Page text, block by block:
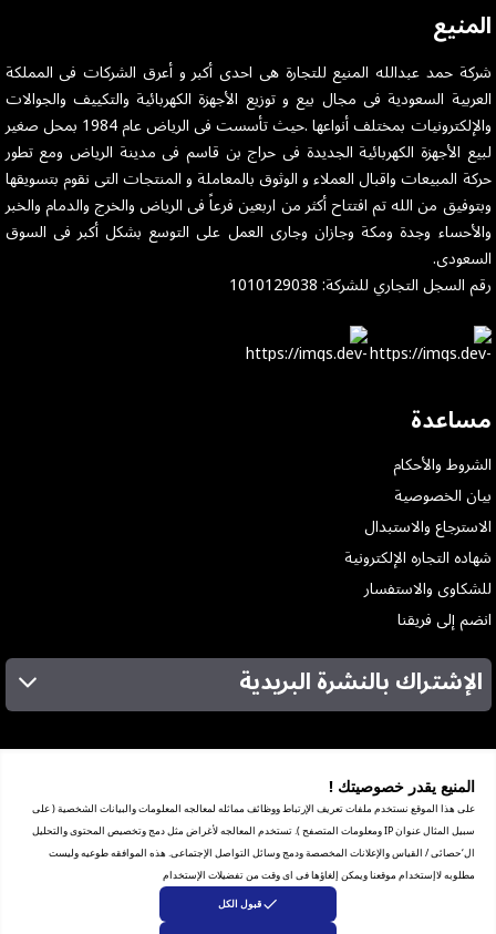
المنيع يقدر خصوصيتك !
على هذا الموقع نستخدم ملفات تعريف الإرتباط ووظائف مماثله لمعالجه المعلومات والبيانات الشخصية ( على
سبيل المثال عنوان IP ومعلومات المتصفح ). تستخدم المعالجه لأغراض مثل دمج وتخصيص المحتوى والتحليل
ال‘حصائى / القياس والإعلانات المخصصة ودمج وسائل التواصل الإجتماعى. هذه الموافقه طوعيه وليست
مطلوبه لاإستخدام موقعنا ويمكن إلغاؤها فى اى وقت من تفضيلات الإستخدام
قبول الكل
تستخدمها في الداخل أو في الهواء الطلق. اختر من تشكيلتنا
لتحسين تجربة الطهي الخاصة بك والاستمتاع بوجبات لذيذة
ومشبعة.
المنيع
شركة حمد عبدالله المنيع للتجارة هى احدى أكبر و أعرق الشركات فى المملكة
العربية السعودية فى مجال بيع و توزيع الأجهزة الكهربائية والتكييف والجوالات
والإلكترونيات بمختلف أنواعها .حيث تأسست فى الرياض عام 1984 بمحل صغير
لبيع الأجهزة الكهربائية الجديدة فى حراج بن قاسم فى مدينة الرياض ومع تطور
حركة المبيعات واقبال العملاء و الوثوق بالمعاملة و المنتجات التى نقوم بتسويقها
وبتوفيق من الله تم افتتاح أكثر من اربعين فرعاً فى الرياض والخرج والدمام والخبر
والأحساء وجدة ومكة وجازان وجارى العمل على التوسع بشكل أكبر فى السوق
السعودى.
رقم السجل التجاري للشركة: 1010129038
مساعدة
الشروط والأحكام
بيان الخصوصية
الاسترجاع والاستبدال
شهاده التجاره الإلكترونية
للشكاوى والاستفسار
انضم إلى فريقنا
الإشتراك بالنشرة البريدية
المعارض
شهادة ضريبة القيمة المضافة
ترخيص العرض الترويجي
مبيعات الشركات
برنامج الضمان